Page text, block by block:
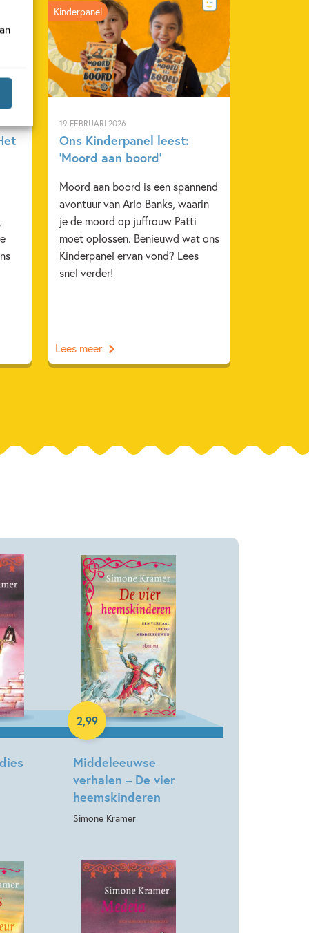
19 FEBRUARI 2026
Ons Kinderpanel leest:
‘Moord aan boord’
Moord aan boord is een spannend
avontuur van Arlo Banks, waarin
je de moord op juffrouw Patti
moet oplossen. Benieuwd wat ons
Kinderpanel ervan vond? Lees
snel verder!
Kinderpanel
Lees meer
Middeleeuwse
verhalen – De vier
heemskinderen
Simone Kramer
2,99
E-book